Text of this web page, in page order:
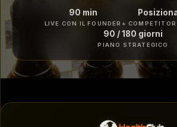
90 min
LIVE CON IL FOUNDER + COMPETITOR
90 / 180 giorni
PIANO STRATEGICO